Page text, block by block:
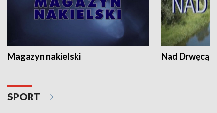
Magazyn nakielski Nad Drwęcą
SPORT